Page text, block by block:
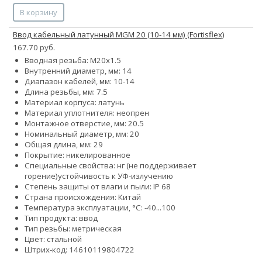
В корзину
Ввод кабельный латунный МGM 20 (10-14 мм) (Fortisflex)
167.70 руб.
Вводная резьба: M20x1.5
Внутренний диаметр, мм: 14
Диапазон кабелей, мм: 10-14
Длина резьбы, мм: 7.5
Материал корпуса: латунь
Материал уплотнителя: неопрен
Монтажное отверстие, мм: 20.5
Номинальный диаметр, мм: 20
Общая длина, мм: 29
Покрытие: никелированное
Специальные свойства: нг (не поддерживает
горение)устойчивость к УФ-излучению
Степень защиты от влаги и пыли: IP 68
Страна происхождения: Китай
Температура эксплуатации, °С: -40...100
Тип продукта: ввод
Тип резьбы: метрическая
Цвет: стальной
Штрих-код: 14610119804722